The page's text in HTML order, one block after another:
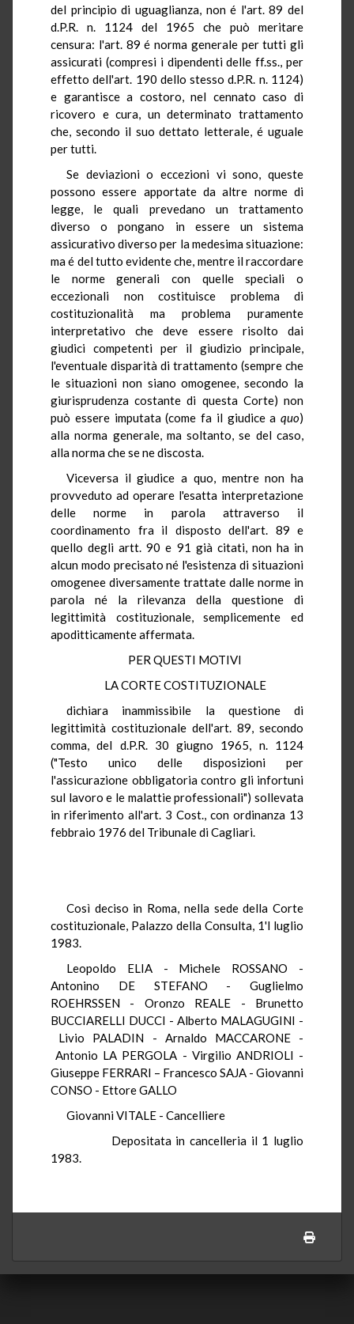
del principio di uguaglianza, non é l'art. 89 del
d.P.R. n. 1124 del 1965 che può meritare
censura: l'art. 89 é norma generale per tutti gli
assicurati (compresi i dipendenti delle ff.ss., per
effetto dell'art. 190 dello stesso d.P.R. n. 1124)
e garantisce a costoro, nel cennato caso di
ricovero e cura, un determinato trattamento
che, secondo il suo dettato letterale, é uguale
per tutti.
Se deviazioni o eccezioni vi sono, queste
possono essere apportate da altre norme di
legge, le quali prevedano un trattamento
diverso o pongano in essere un sistema
assicurativo diverso per la medesima situazione:
ma é del tutto evidente che, mentre il raccordare
le norme generali con quelle speciali o
eccezionali non costituisce problema di
costituzionalità ma problema puramente
interpretativo che deve essere risolto dai
giudici competenti per il giudizio principale,
l'eventuale disparità di trattamento (sempre che
le situazioni non siano omogenee, secondo la
giurisprudenza costante di questa Corte) non
può essere imputata (come fa il giudice a quo)
alla norma generale, ma soltanto, se del caso,
alla norma che se ne discosta.
Viceversa il giudice a quo, mentre non ha
provveduto ad operare l'esatta interpretazione
delle norme in parola attraverso il
coordinamento fra il disposto dell'art. 89 e
quello degli artt. 90 e 91 già citati, non ha in
alcun modo precisato né l'esistenza di situazioni
omogenee diversamente trattate dalle norme in
parola né la rilevanza della questione di
legittimità costituzionale, semplicemente ed
apoditticamente affermata.
PER QUESTI MOTIVI
LA CORTE COSTITUZIONALE
dichiara inammissibile la questione di
legittimità costituzionale dell'art. 89, secondo
comma, del d.P.R. 30 giugno 1965, n. 1124
("Testo unico delle disposizioni per
l'assicurazione obbligatoria contro gli infortuni
sul lavoro e le malattie professionali") sollevata
in riferimento all'art. 3 Cost., con ordinanza 13
febbraio 1976 del Tribunale di Cagliari.
Così deciso in Roma, nella sede della Corte
costituzionale, Palazzo della Consulta, 1'l luglio
1983.
Leopoldo ELIA - Michele ROSSANO -
Antonino DE STEFANO - Guglielmo
ROEHRSSEN - Oronzo REALE - Brunetto
BUCCIARELLI DUCCI - Alberto MALAGUGINI -
Livio PALADIN - Arnaldo MACCARONE -
Antonio LA PERGOLA - Virgilio ANDRIOLI -
Giuseppe FERRARI – Francesco SAJA - Giovanni
CONSO - Ettore GALLO
Giovanni VITALE - Cancelliere
Depositata in cancelleria il 1 luglio
1983.